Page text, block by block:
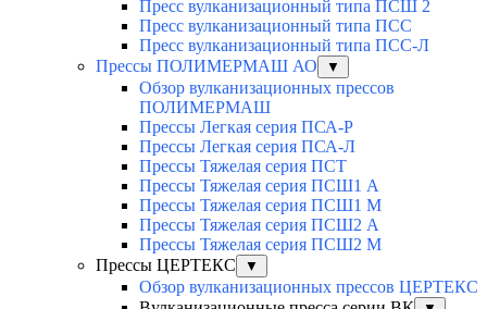
Пресс вулканизационный типа ПСШ 2
Пресс вулканизационный типа ПСС
Пресс вулканизационный типа ПСС-Л
Прессы ПОЛИМЕРМАШ АО
▼
Обзор вулканизационных прессов
ПОЛИМЕРМАШ
Прессы Легкая серия ПСА-Р
Прессы Легкая серия ПСА-Л
Прессы Тяжелая серия ПСТ
Прессы Тяжелая серия ПСШ1 А
Прессы Тяжелая серия ПСШ1 М
Прессы Тяжелая серия ПСШ2 А
Прессы Тяжелая серия ПСШ2 М
Прессы ЦЕРТЕКС
▼
Обзор вулканизационных прессов ЦЕРТЕКС